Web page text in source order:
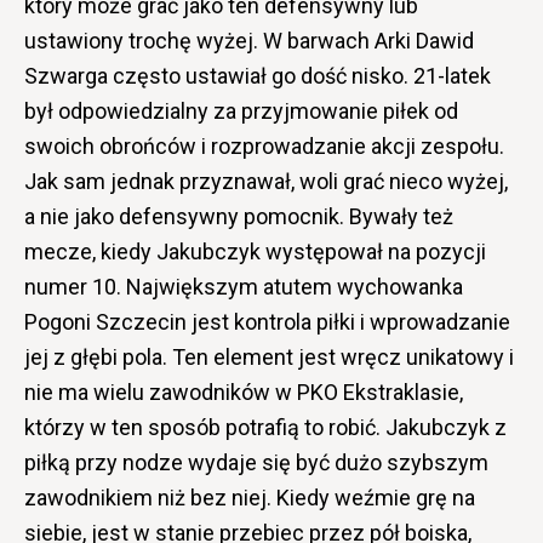
który może grać jako ten defensywny lub
ustawiony trochę wyżej. W barwach Arki Dawid
Szwarga często ustawiał go dość nisko. 21-latek
był odpowiedzialny za przyjmowanie piłek od
swoich obrońców i rozprowadzanie akcji zespołu.
Jak sam jednak przyznawał, woli grać nieco wyżej,
a nie jako defensywny pomocnik. Bywały też
mecze, kiedy Jakubczyk występował na pozycji
numer 10. Największym atutem wychowanka
Pogoni Szczecin jest kontrola piłki i wprowadzanie
jej z głębi pola. Ten element jest wręcz unikatowy i
nie ma wielu zawodników w PKO Ekstraklasie,
którzy w ten sposób potrafią to robić. Jakubczyk z
piłką przy nodze wydaje się być dużo szybszym
zawodnikiem niż bez niej. Kiedy weźmie grę na
siebie, jest w stanie przebiec przez pół boiska,